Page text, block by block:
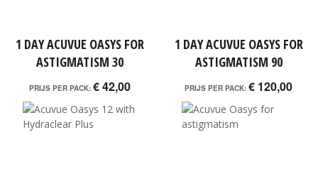
1 DAY ACUVUE OASYS FOR
ASTIGMATISM 30
PRIJS PER PACK: € 42,00
1 DAY ACUVUE OASYS FOR
ASTIGMATISM 90
PRIJS PER PACK: € 120,00